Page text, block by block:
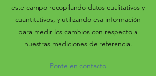
este campo recopilando datos cualitativos y
cuantitativos, y utilizando esa información
para medir los cambios con respecto a
nuestras mediciones de referencia.
Ponte en contacto